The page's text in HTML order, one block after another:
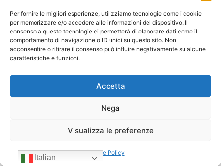
Per fornire le migliori esperienze, utilizziamo tecnologie come i cookie
per memorizzare e/o accedere alle informazioni del dispositivo. Il
consenso a queste tecnologie ci permetterà di elaborare dati come il
comportamento di navigazione o ID unici su questo sito. Non
acconsentire o ritirare il consenso può influire negativamente su alcune
caratteristiche e funzioni.
Accetta
Nega
Visualizza le preferenze
Cookie Policy
CONFIDA Servizi srl presenta il
nuovo Consiglio di Amministrazione
17/07/2026
Italian